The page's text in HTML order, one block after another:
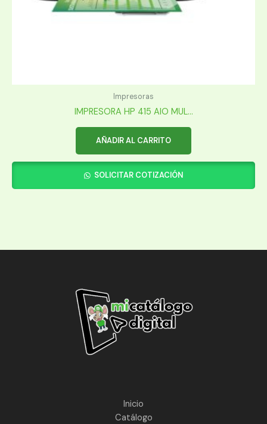
Impresoras
IMPRESORA HP 415 AIO MUL...
AÑADIR AL CARRITO
SOLICITAR COTIZACIÓN
Inicio
Catálogo